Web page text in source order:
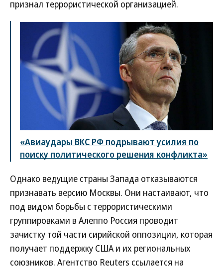
признал террористической организацией.
«Авиаудары ВКС РФ подрывают усилия по
поиску политического решения конфликта»
Однако ведущие страны Запада отказываются
признавать версию Москвы. Они настаивают, что
под видом борьбы с террористическими
группировками в Алеппо Россия проводит
зачистку той части сирийской оппозиции, которая
получает поддержку США и их региональных
союзников. Агентство Reuters ссылается на